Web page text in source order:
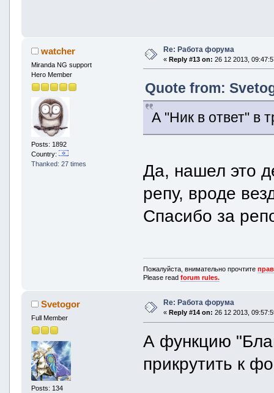
watcher
Miranda NG support
Hero Member
Posts: 1892
Country:
Thanked: 27 times
Re: Работа форума
« Reply #13 on: 26 12 2013,
Quote from:
А "Ник в ответ" в
Да, нашел это
репу, вроде
Спасибо за
Пожалуйста, внимательно прочтите
Please readforum rules.
Svetogor
Full Member
Posts: 134
Re: Работа форума
« Reply #14 on: 26 12 2013,
А функцию
прикрутить к